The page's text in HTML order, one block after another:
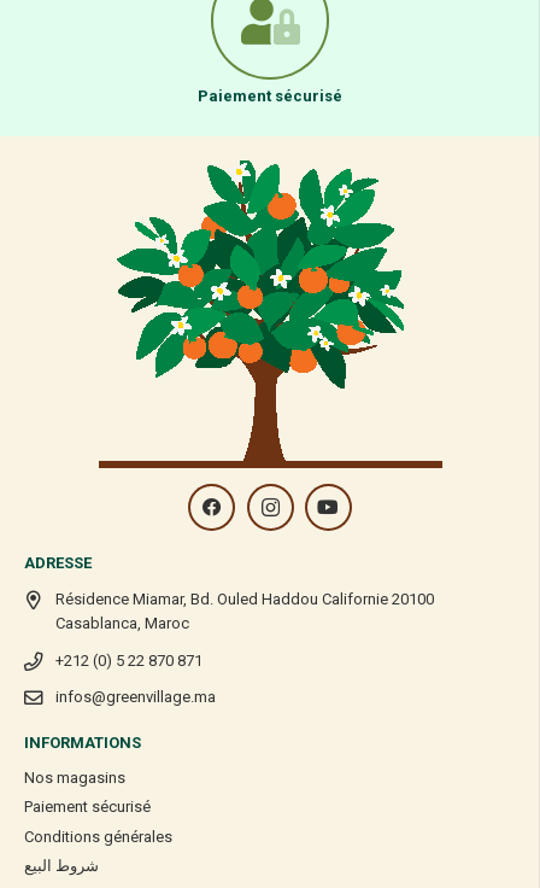
Paiement sécurisé
ADRESSE
Résidence Miamar, Bd. Ouled Haddou Californie 20100
Casablanca, Maroc
+212 (0) 5 22 870 871
infos@greenvillage.ma
INFORMATIONS
Nos magasins
Paiement sécurisé
Conditions générales
شروط البيع